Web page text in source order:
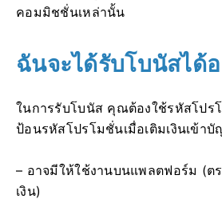
คอมมิชชั่นเหล่านั้น
ฉันจะได้รับโบนัสได้อ
ในการรับโบนัส คุณต้องใช้รหัสโป
ป้อนรหัสโปรโมชั่นเมื่อเติมเงินเข้า
– อาจมีให้ใช้งานบนแพลตฟอร์ม (ต
เงิน)